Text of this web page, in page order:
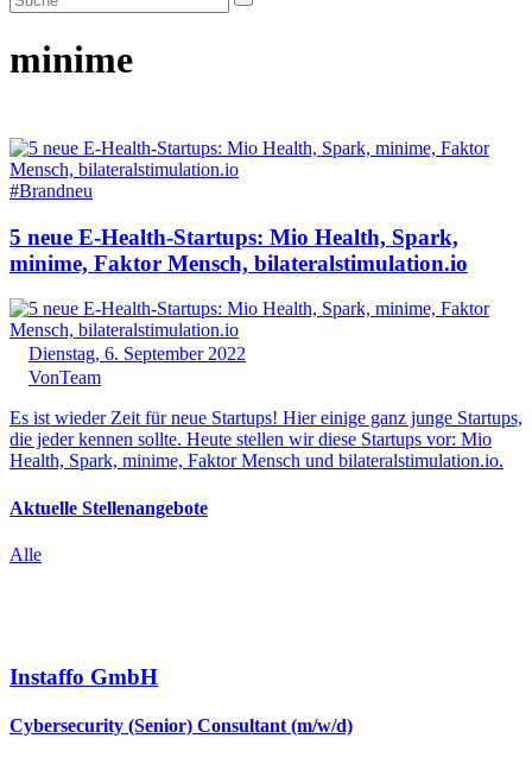
minime
#Brandneu
5 neue E-Health-Startups: Mio Health, Spark,
minime, Faktor Mensch, bilateralstimulation.io
Dienstag, 6. September 2022
VonTeam
Es ist wieder Zeit für neue Startups! Hier einige ganz junge Startups,
die jeder kennen sollte. Heute stellen wir diese Startups vor: Mio
Health, Spark, minime, Faktor Mensch und bilateralstimulation.io.
Aktuelle Stellenangebote
Alle
Instaffo GmbH
Cybersecurity (Senior) Consultant (m/w/d)